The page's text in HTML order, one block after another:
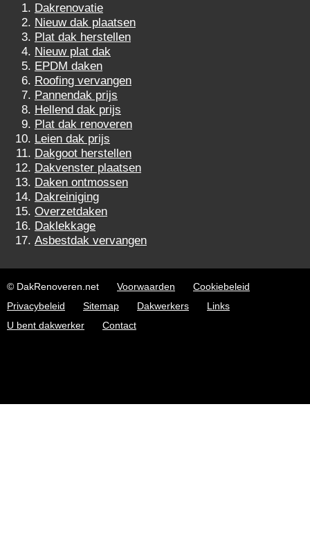
Dakrenovatie
Nieuw dak plaatsen
Plat dak herstellen
Nieuw plat dak
EPDM daken
Roofing vervangen
Pannendak prijs
Hellend dak prijs
Plat dak renoveren
Leien dak prijs
Dakgoot herstellen
Dakvenster plaatsen
Daken ontmossen
Dakreiniging
Overzetdaken
Daklekkage
Asbestdak vervangen
© DakRenoveren.net Voorwaarden
Cookiebeleid
Privacybeleid
Sitemap Dakwerkers
Links
U bent dakwerker
Contact